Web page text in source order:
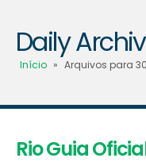
Daily
Início » Arquivos para
Rio Guia